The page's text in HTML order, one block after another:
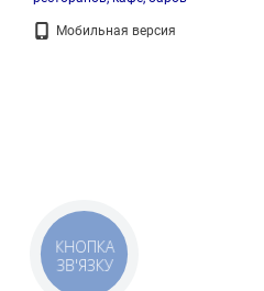
Мобильная версия
КНОПКА
ЗВ'ЯЗКУ